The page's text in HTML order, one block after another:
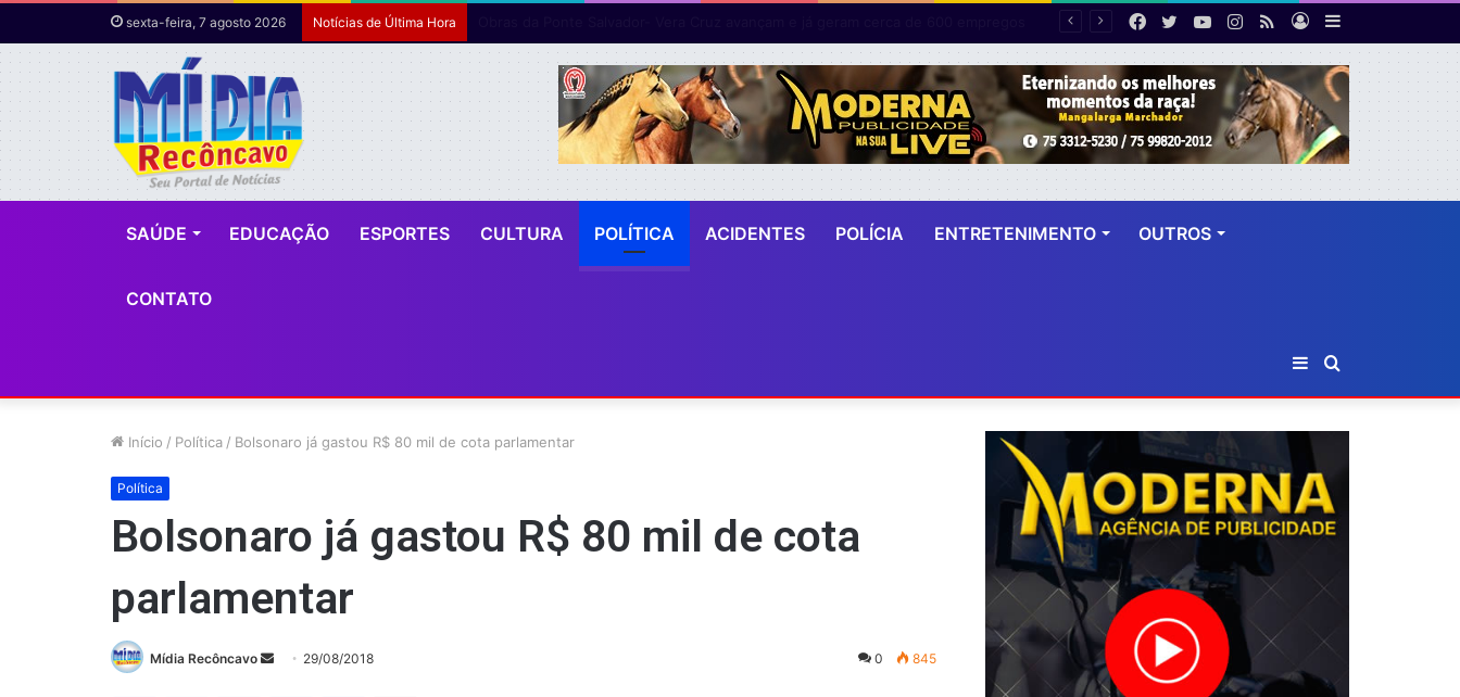
sexta-feira, 7 agosto 2026 Notícias de Última Hora
Barra
Lateral
Entrar
RSS
Instagram
YouTube
Twitter
Facebook
SAÚDE EDUCAÇÃO ESPORTES CULTURA POLÍTICA ACIDENTES POLÍCIA ENTRETENIMENTO OUTROS
CONTATO
por
Barra
Lateral
Início / Política / Bolsonaro já gastou R$ 80 mil de cota parlamentar
Política
Bolsonaro já gastou R$ 80 mil de cota
parlamentar
Mídia Recôncavo
Mande29/08/2018 0 845